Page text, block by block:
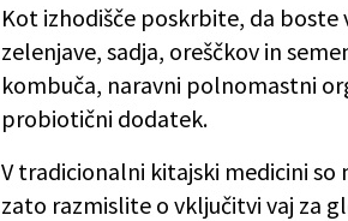
Kot izhodišče poskrbite, da
zelenjave, sadja, oreščkov in
kombuča, naravni polnomastni
probiotični dodatek.
V tradicionalni kitajski medicini
zato razmislite o vključitvi vaj za